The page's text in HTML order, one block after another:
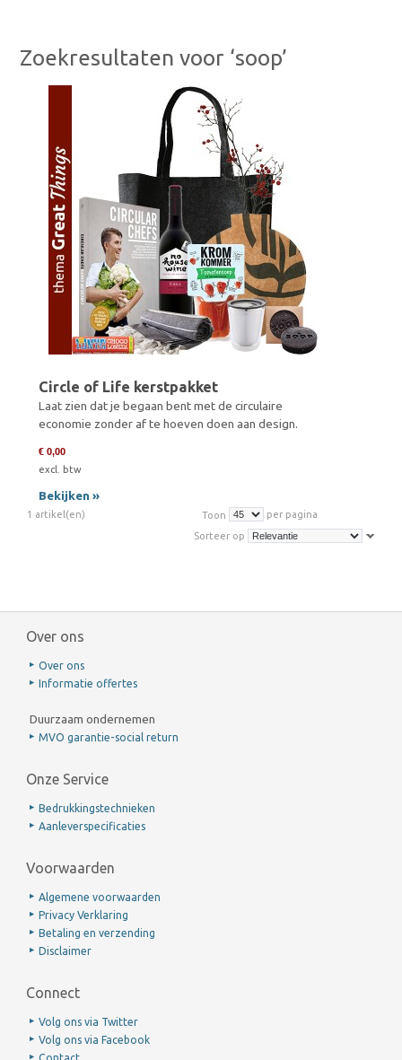
Zoekresultaten voor ‘soop’
Circle of Life kerstpakket
Laat zien dat je begaan bent met de circulaire
economie zonder af te hoeven doen aan design.
€ 0,00
excl. btw
Bekijken »
1 artikel(en) Toon per pagina
Sorteer op
Over ons
Over ons
Informatie offertes
Duurzaam ondernemen
MVO garantie-social return
Onze Service
Bedrukkingstechnieken
Aanleverspecificaties
Voorwaarden
Algemene voorwaarden
Privacy Verklaring
Betaling en verzending
Disclaimer
Connect
Volg ons via Twitter
Volg ons via Facebook
Contact